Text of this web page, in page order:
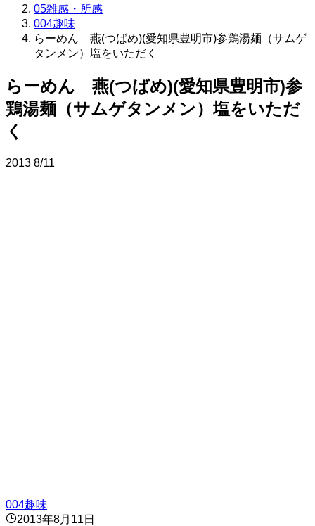
05雑感・所感
004趣味
らーめん 燕(つばめ)(愛知県豊明市)参鶏湯麺（サムゲ
タンメン）塩をいただく
らーめん 燕(つばめ)(愛知県豊明市)参
鶏湯麺（サムゲタンメン）塩をいただ
く
2013 8/11
004趣味
2013年8月11日